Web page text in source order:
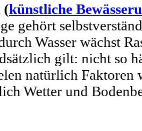
(künstliche
gehört
Wasser wächst
gilt: nicht so
natürlich Faktoren
Wetter und